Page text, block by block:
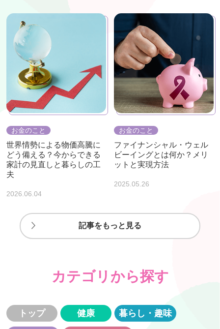
お金のこと
世界情勢による物価高騰に
どう備える？今からできる
家計の見直しと暮らしの工
夫
2026.06.04
お金のこと
ファイナンシャル・ウェル
ビーイングとは何か？メリ
ットと実現方法
2025.05.26
記事をもっと見る
カテゴリから探す
トップ 健康 暮らし・趣味